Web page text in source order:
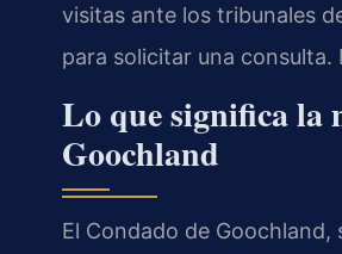
visitas ante los tribunales
para solicitar una consulta.
Lo que significa la
Goochland
El Condado de